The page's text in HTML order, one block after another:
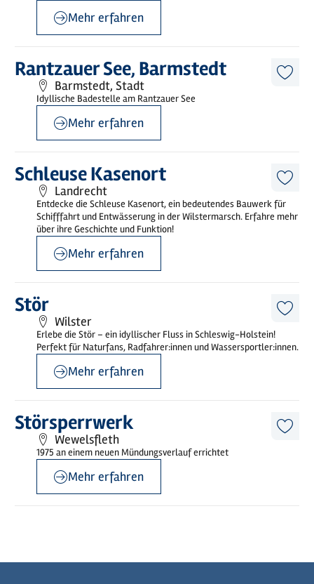
Mehr erfahren
Rantzauer See, Barmstedt
Barmstedt, Stadt
Idyllische Badestelle am Rantzauer See
Mehr
erfahren
Mehr erfahren
Schleuse Kasenort
Landrecht
Entdecke die Schleuse Kasenort, ein bedeutendes Bauwerk für
Schifffahrt und Entwässerung in der Wilstermarsch. Erfahre mehr
über ihre Geschichte und Funktion!
Mehr
erfahren
Mehr erfahren
Stör
Wilster
Erlebe die Stör – ein idyllischer Fluss in Schleswig-Holstein!
Perfekt für Naturfans, Radfahrer:innen und Wassersportler:innen.
Mehr
erfahren
Mehr erfahren
Störsperrwerk
Wewelsfleth
1975 an einem neuen Mündungsverlauf errichtet
Mehr
erfahren
Mehr erfahren